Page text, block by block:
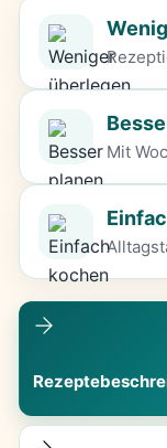
Mit